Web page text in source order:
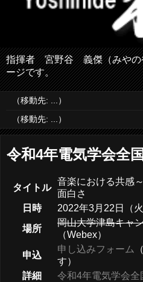
指揮者 宮野谷 義傑（みやの
ージです。
令和4年電気学会全
タイトル
音楽における共感
面白さ
日時
2022年3月22日（
場所
岡山大学津島キャ
（Webex）
申込
申し込みフォーム
す）
詳細
令和4年電気学会